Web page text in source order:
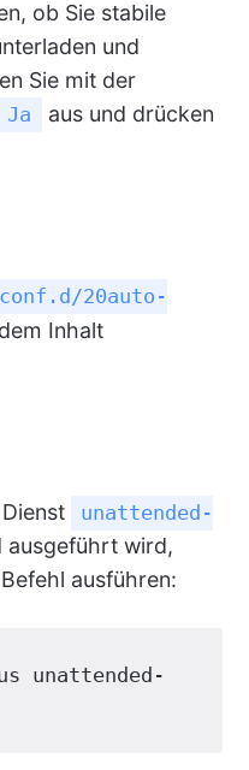
ob Sie stabile
und
Sie mit der
Ja
aus und drücken
20auto-
Inhalt
unattended-
ausgeführt wird,
ausführen:
unattended-